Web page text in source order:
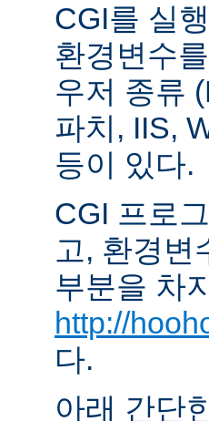
CGI를 실
환경변수
우저 종류
파치, IIS,
등이 있다.
CGI 프로
고, 환경변
부분을 차
http://
다.
아래 간단